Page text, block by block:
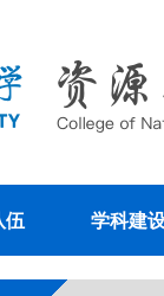
伍 学科建